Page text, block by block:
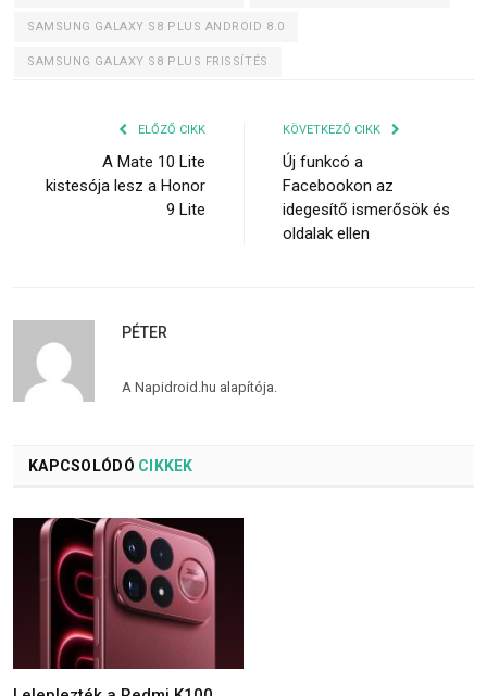
SAMSUNG GALAXY S8 PLUS ANDROID 8.0
SAMSUNG GALAXY S8 PLUS FRISSÍTÉS
ELŐZŐ CIKK
A Mate 10 Lite
kistesója lesz a Honor
9 Lite
KÖVETKEZŐ CIKK
Új funkcó a
Facebookon az
idegesítő ismerősök és
oldalak ellen
PÉTER
A Napidroid.hu alapítója.
KAPCSOLÓDÓ CIKKEK